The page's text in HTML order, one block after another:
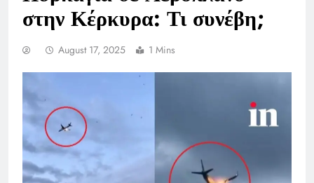
στην Κέρκυρα: Τι συνέβη;
August 17, 2025 1 Mins